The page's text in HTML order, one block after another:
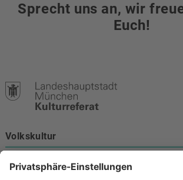
Sprecht uns an, wir
Euch!
Volkskultur
80331 München